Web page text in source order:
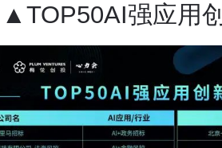
▲TOP50AI强应用